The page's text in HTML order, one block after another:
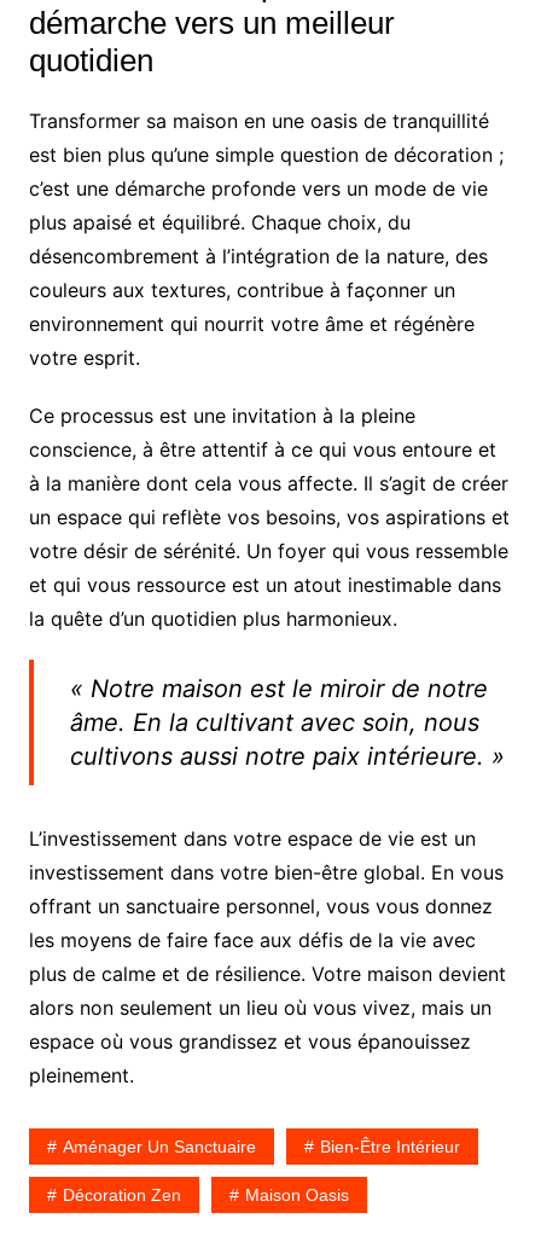
démarche vers un meilleur
quotidien
Transformer sa maison en une oasis de tranquillité
est bien plus qu’une simple question de décoration ;
c’est une démarche profonde vers un mode de vie
plus apaisé et équilibré. Chaque choix, du
désencombrement à l’intégration de la nature, des
couleurs aux textures, contribue à façonner un
environnement qui nourrit votre âme et régénère
votre esprit.
Ce processus est une invitation à la pleine
conscience, à être attentif à ce qui vous entoure et
à la manière dont cela vous affecte. Il s’agit de créer
un espace qui reflète vos besoins, vos aspirations et
votre désir de sérénité. Un foyer qui vous ressemble
et qui vous ressource est un atout inestimable dans
la quête d’un quotidien plus harmonieux.
« Notre maison est le miroir de notre
âme. En la cultivant avec soin, nous
cultivons aussi notre paix intérieure. »
L’investissement dans votre espace de vie est un
investissement dans votre bien-être global. En vous
offrant un sanctuaire personnel, vous vous donnez
les moyens de faire face aux défis de la vie avec
plus de calme et de résilience. Votre maison devient
alors non seulement un lieu où vous vivez, mais un
espace où vous grandissez et vous épanouissez
pleinement.
Aménager Un Sanctuaire Bien-Être Intérieur
Décoration Zen Maison Oasis